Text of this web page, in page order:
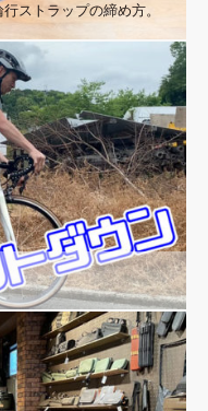
ストラップの締め方。